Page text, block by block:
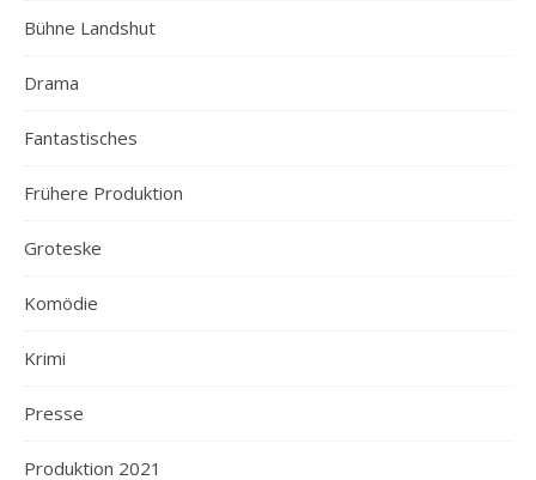
Bühne Landshut
Drama
Fantastisches
Frühere Produktion
Groteske
Komödie
Krimi
Presse
Produktion 2021